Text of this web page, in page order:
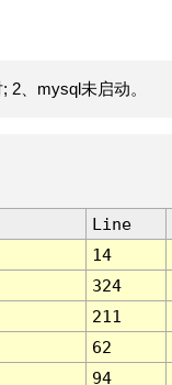
2、mysql未启动。
Line
14
324
211
62
94